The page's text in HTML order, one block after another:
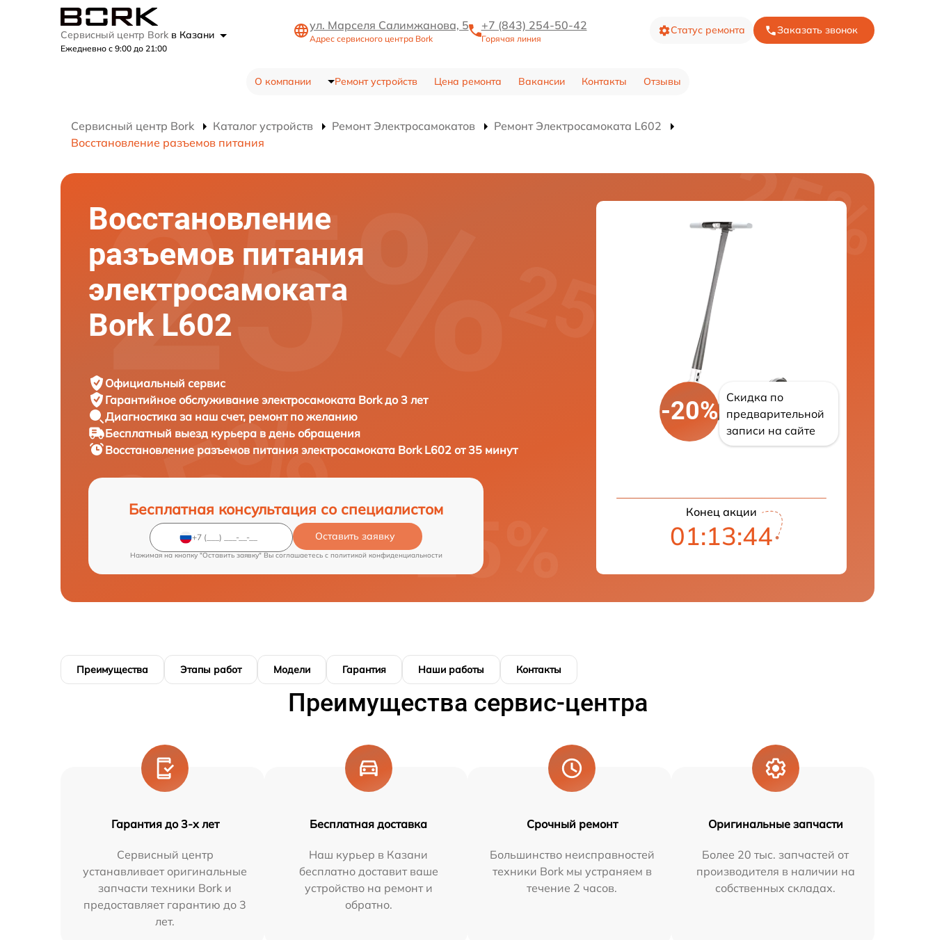
Сервисный центр Bork в Казани
Ежедневно с 9:00 до 21:00
ул. Марселя Салимжанова, 5
Адрес сервисного центра Bork
+7 (843) 254-50-42
Горячая линия
Статус ремонта Заказать звонок
О компании Ремонт устройств Цена ремонта Вакансии Контакты Отзывы
Сервисный центр Bork Каталог устройств Ремонт Электросамокатов
Ремонт Электросамоката L602
Восстановление разъемов питания
Восстановление
разъемов питания
электросамоката
Bork L602
Официальный сервис
Гарантийное обслуживание электросамоката Bork до 3 лет
Диагностика за наш счет, ремонт по желанию
Бесплатный выезд курьера в день обращения
Восстановление разъемов питания электросамоката Bork L602 от 35 минут
Бесплатная консультация со специалистом
Оставить заявку
Нажимая на кнопку "Оставить заявку" Вы соглашаетесь c политикой конфиденциальности
-20%
Скидка по
предварительной
записи на сайте
Конец акции
01:13:43
Преимущества Этапы работ Модели Гарантия Наши работы Контакты
Преимущества сервис-центра
Гарантия до 3-х лет
Сервисный центр
устанавливает оригинальные
запчасти техники Bork и
предоставляет гарантию до 3
лет.
Бесплатная доставка
Наш курьер в Казани
бесплатно доставит ваше
устройство на ремонт и
обратно.
Срочный ремонт
Большинство неисправностей
техники Bork мы устраняем в
течение 2 часов.
Оригинальные запчасти
Более 20 тыс. запчастей от
производителя в наличии на
собственных складах.